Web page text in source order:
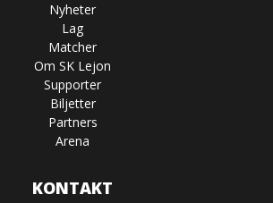
Nyheter
Lag
Matcher
Om SK Lejon
Supporter
Biljetter
Partners
Arena
KONTAKT